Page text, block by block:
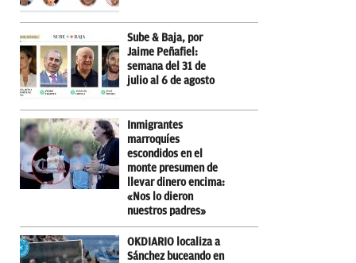
Sube & Baja, por
Jaime Peñafiel:
semana del 31 de
julio al 6 de agosto
Inmigrantes
marroquíes
escondidos en el
monte presumen de
llevar dinero encima:
«Nos lo dieron
nuestros padres»
OKDIARIO localiza a
Sánchez buceando en